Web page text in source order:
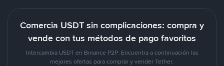
Comercia USDT sin complicaciones: compra y
vende con tus métodos de pago favoritos
Intercambia USDT en Binance P2P. Encuentra a continuación las
mejores ofertas para comprar y vender Tether.